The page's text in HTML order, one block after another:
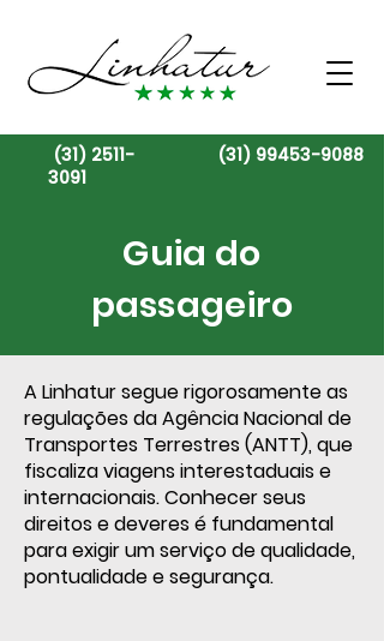
(31) 2511-
3091
(31) 99453-9088
Guia do
passageiro
A Linhatur segue rigorosamente as
regulações da Agência Nacional de
Transportes Terrestres (ANTT), que
fiscaliza viagens interestaduais e
internacionais. Conhecer seus
direitos e deveres é fundamental
para exigir um serviço de qualidade,
pontualidade e segurança.